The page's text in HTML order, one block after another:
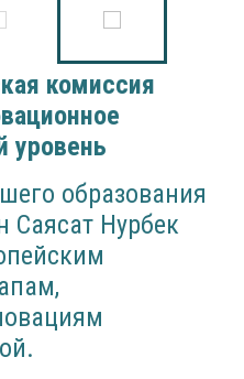
комиссия
уровень
образования
Саясат Нурбек